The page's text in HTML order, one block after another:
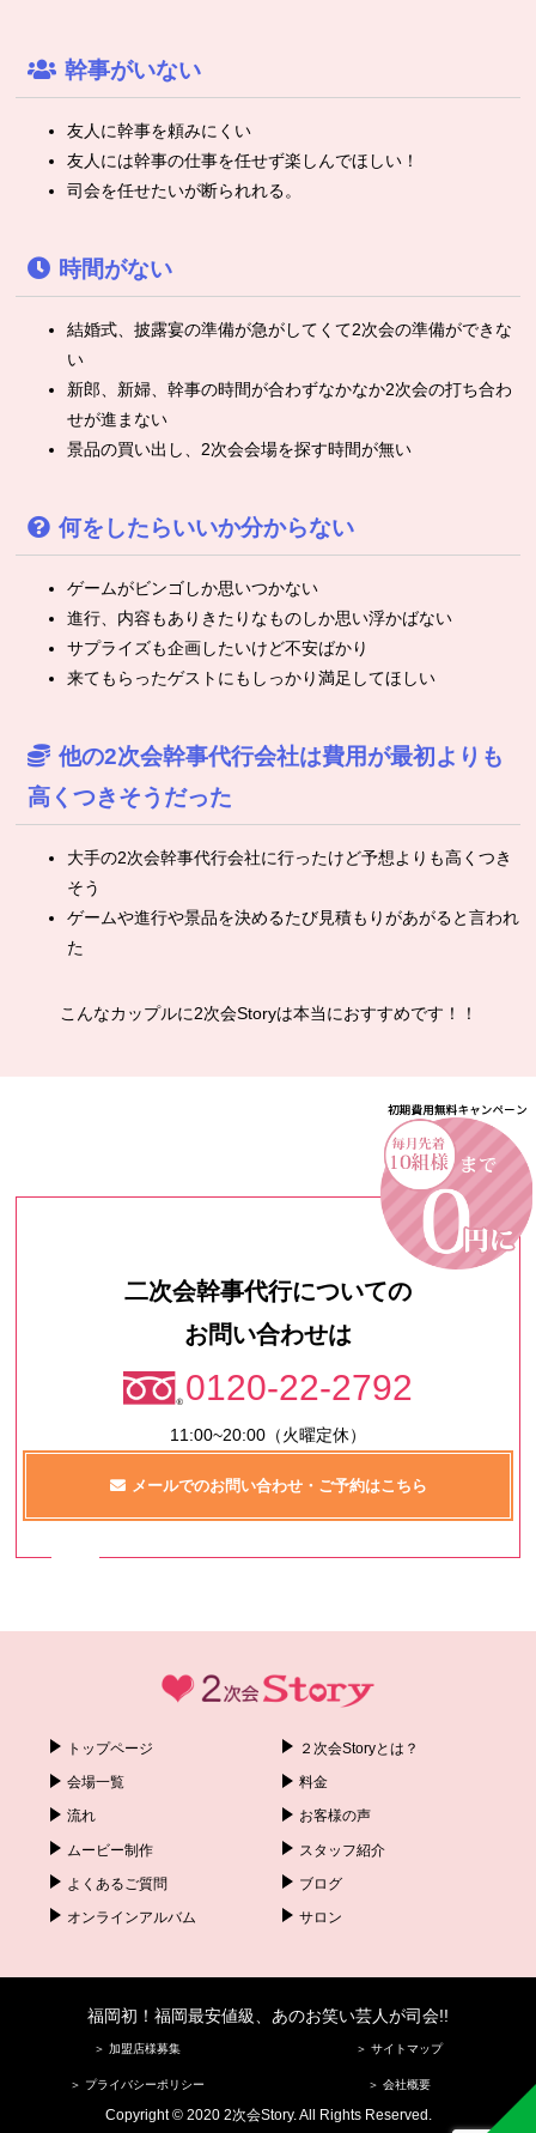
幹事がいない
友人に幹事を頼みにくい
友人には幹事の仕事を任せず楽しんでほしい！
司会を任せたいが断られれる。
時間がない
結婚式、披露宴の準備が急がしてくて2次会の準備ができな
い
新郎、新婦、幹事の時間が合わずなかなか2次会の打ち合わ
せが進まない
景品の買い出し、2次会会場を探す時間が無い
何をしたらいいか分からない
ゲームがビンゴしか思いつかない
進行、内容もありきたりなものしか思い浮かばない
サプライズも企画したいけど不安ばかり
来てもらったゲストにもしっかり満足してほしい
他の2次会幹事代行会社は費用が最初よりも
高くつきそうだった
大手の2次会幹事代行会社に行ったけど予想よりも高くつき
そう
ゲームや進行や景品を決めるたび見積もりがあがると言われ
た
こんなカップルに2次会Storyは本当におすすめです！！
二次会幹事代行についての
お問い合わせは
0120-22-2792
11:00~20:00（火曜定休）
メールでのお問い合わせ・ご予約はこちら
トップページ ２次会Storyとは？
会場一覧 料金
流れ お客様の声
ムービー制作 スタッフ紹介
よくあるご質問 ブログ
オンラインアルバム サロン
福岡初！福岡最安値級、あのお笑い芸人が司会!!
＞ 加盟店様募集 ＞ サイトマップ
＞ プライバシーポリシー ＞ 会社概要
Copyright © 2020 2次会Story. All Rights Reserved.